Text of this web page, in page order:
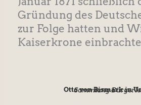
Gründung des
zur Folge hatten und
Kaiserkrone
Otto von Bismark in
Sammlung